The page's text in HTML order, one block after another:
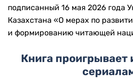
подписанный 16 мая 2026 года
Казахстана «О мерах по
и формированию читающей
Книга проигрывает